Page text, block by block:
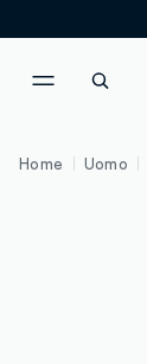
Home Uomo